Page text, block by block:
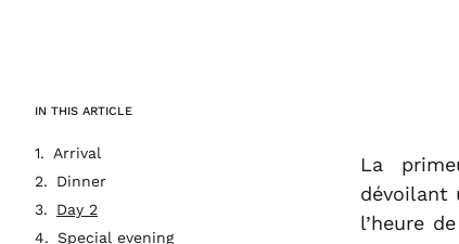
IN THIS ARTICLE
Arrival
Dinner
Day 2
Special evening
La
dévoilant
l’heure